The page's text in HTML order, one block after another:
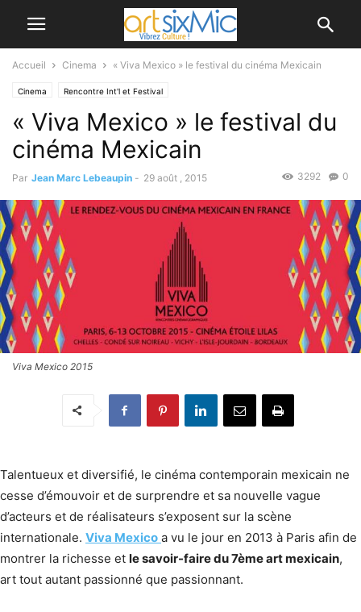
Accueil Cinema « Viva Mexico » le festival du cinéma Mexicain
Cinema Rencontre Int'l et Festival
« Viva Mexico » le festival du
cinéma Mexicain
Par Jean Marc Lebeaupin - 29 août , 2015 0
3292
Viva Mexico 2015
Talentueux et diversifié, le cinéma contemporain mexicain ne
cesse d’émouvoir et de surprendre et sa nouvelle vague
d’acteurs et de réalisateurs s’exposent sur la scène
internationale. Viva Mexico a vu le jour en 2013 à Paris afin de
montrer la richesse et le savoir-faire du 7ème art mexicain,
art tout autant passionné que passionnant.